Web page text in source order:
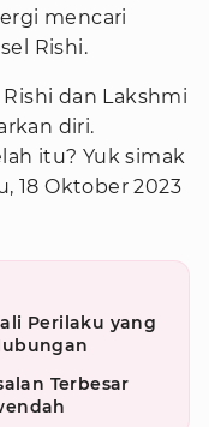
mencari
Rishi.
dan Lakshmi
diri.
itu? Yuk simak
18 Oktober 2023
Perilaku yang
Terbesar